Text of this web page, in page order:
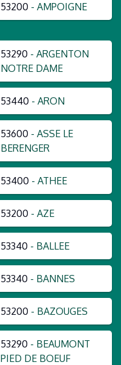
53200 - AMPOIGNE
53290 - ARGENTON
NOTRE DAME
53440 - ARON
53600 - ASSE LE
BERENGER
53400 - ATHEE
53200 - AZE
53340 - BALLEE
53340 - BANNES
53200 - BAZOUGES
53290 - BEAUMONT
PIED DE BOEUF